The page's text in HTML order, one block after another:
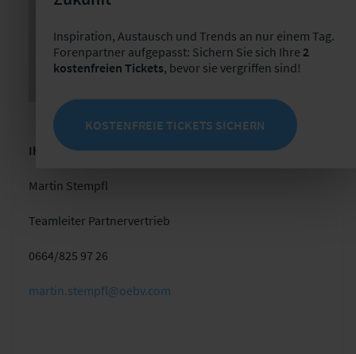
Ihr Ansprechpartner bei der ÖBV
Martin Stempfl
Teamleiter Partnervertrieb
0664/825 97 26
martin.stempfl@oebv.com
Inspiration, Austausch und Trends an nur einem Tag.
Forenpartner aufgepasst: Sichern Sie sich Ihre 2
kostenfreien Tickets, bevor sie vergriffen sind!
KOSTENFREIE TICKETS SICHERN